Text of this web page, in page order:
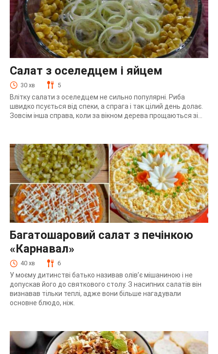
Салат з оселедцем і яйцем
30 хв 5
Влітку салати з оселедцем не сильно популярні. Риба
швидко псується від спеки, а спрага і так цілий день долає.
Зовсім інша справа, коли за вікном дерева прощаються зі...
Багатошаровий салат з печінкою
«Карнавал»
40 хв 6
У моєму дитинстві батько називав олів’є мішаниною і не
допускав його до святкового столу. З насипних салатів він
визнавав тільки теплі, адже вони більше нагадували
основне блюдо, ніж.